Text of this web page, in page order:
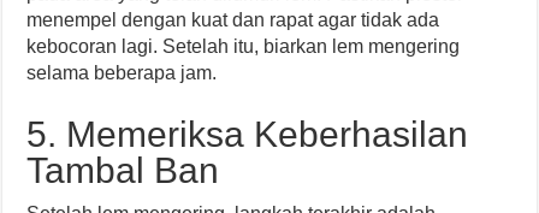
menempel dengan kuat dan rapat agar tidak ada
kebocoran lagi. Setelah itu, biarkan lem mengering
selama beberapa jam.
5. Memeriksa Keberhasilan
Tambal Ban